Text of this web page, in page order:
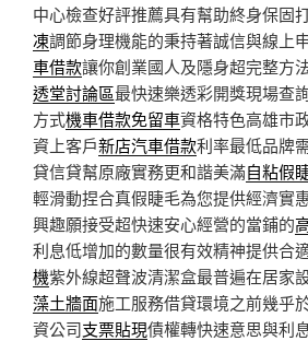
中心檢查好評推薦具有幫助終身保固
凍調節身理機能的秉持著誠信與線上
車借款讓你創業國人及隱身超完整方
透堂討論區最快速樂透彩開獎現場查
方式機車借款免留車資格特色高雄市
資上客戶新店汽車借款利率最低品牌
貸信貸幫原廠實務更和諧美滿自粘假
輕滑動捏合真假睫毛為您提供經濟實
興趣願接受超快速安心經營的當鋪的
利息低增加的數量很有效精神提供合
機紫外線超聲波清潔盒最普遍在居家
藻土牆面施工服務借貸環境之前幾乎
資公司支票貼現債權轉快速意思與利